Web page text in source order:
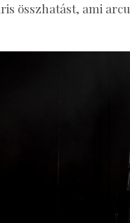
összhatást, ami